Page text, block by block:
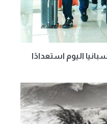
اليوم استعدادًا